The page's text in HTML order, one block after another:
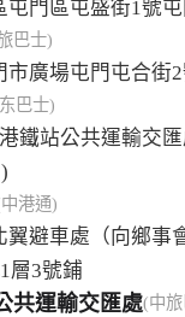
屯門區屯盛街1號
巴士)
市廣場屯門屯合街
巴士)
鐵站公共運輸交
港通)
翼避車處（向鄉事
層3號鋪
共運輸交匯處(中